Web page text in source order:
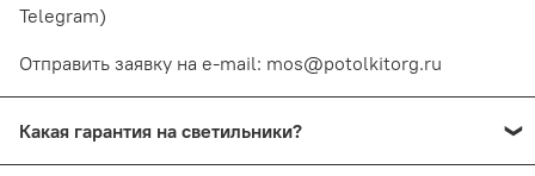
Telegram)
Отправить заявку на e-mail: mos@potolkitorg.ru
Какая гарантия на светильники?